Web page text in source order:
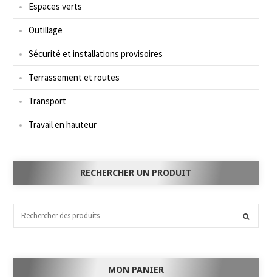
Espaces verts
Outillage
Sécurité et installations provisoires
Terrassement et routes
Transport
Travail en hauteur
RECHERCHER UN PRODUIT
MON PANIER